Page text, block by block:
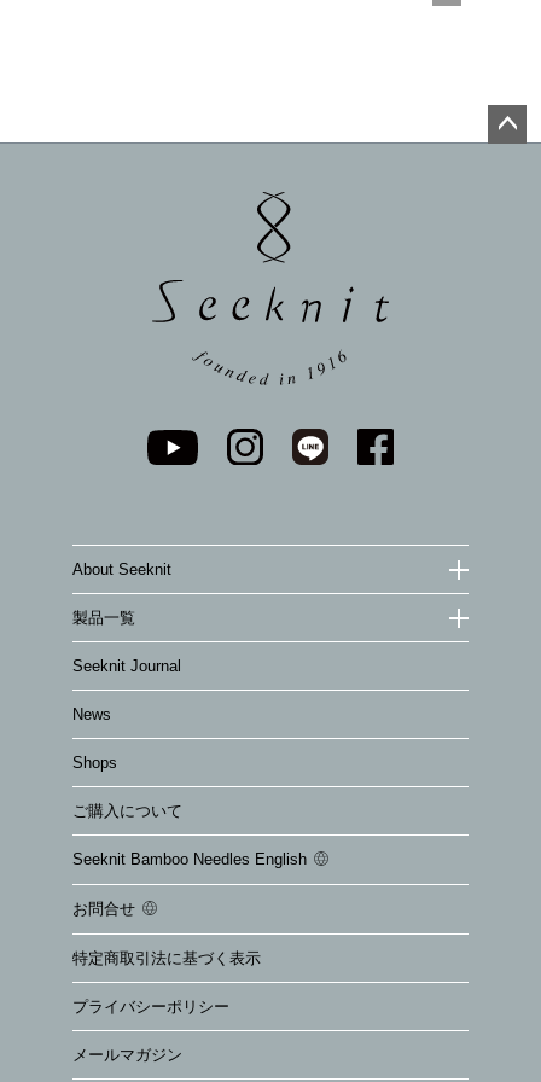
About Seeknit
製品一覧
Seeknit Journal
News
Shops
ご購入について
Seeknit Bamboo Needles English
お問合せ
特定商取引法に基づく表示
プライバシーポリシー
メールマガジン